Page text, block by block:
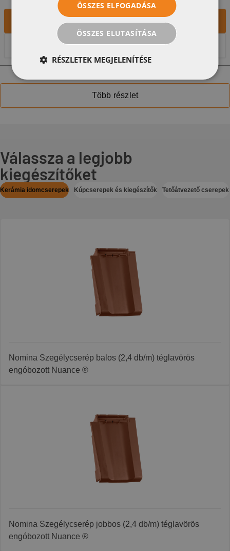
Letöltés
Előnézet
Több részlet
Válassza a legjobb
kiegészítőket
Kerámia idomcserepek Kúpcserepek és kiegészítők Tetőátvezető cserepek
Nomina Szegélycserép balos (2,4 db/m) téglavörös
engóbozott Nuance ®
Nomina Szegélycserép jobbos (2,4 db/m) téglavörös
engóbozott Nuance ®
ÖSSZES ELFOGADÁSA
ÖSSZES ELUTASÍTÁSA
RÉSZLETEK MEGJELENÍTÉSE